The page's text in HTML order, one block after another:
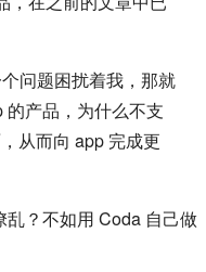
问题困扰着我，那就
产品，为什么不支
从而向 app 完成更